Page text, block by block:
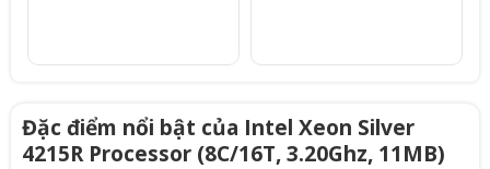
Đặc điểm nổi bật của Intel Xeon Silver
4215R Processor (8C/16T, 3.20Ghz, 11MB)